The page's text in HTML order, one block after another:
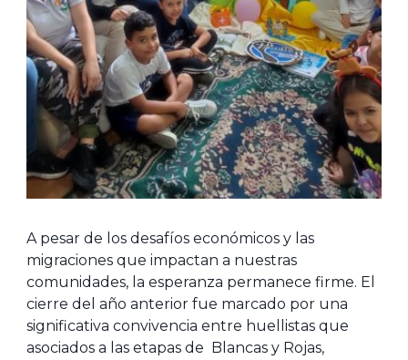
A pesar de los desafíos económicos y las
migraciones que impactan a nuestras
comunidades, la esperanza permanece firme. El
cierre del año anterior fue marcado por una
significativa convivencia entre huellistas que
asociados a las etapas de Blancas y Rojas,